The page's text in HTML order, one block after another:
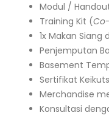
Modul /
Training Kit (
1x Makan Siang
Penjemputan
Basement
Sertifikat
Merchandise
Konsultasi